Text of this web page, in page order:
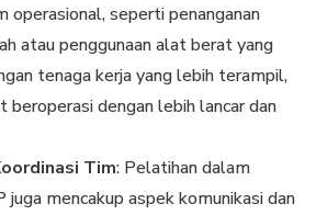
operasional, seperti penanganan
atau penggunaan alat berat yang
tenaga kerja yang lebih terampil,
beroperasi dengan lebih lancar dan
Tim: Pelatihan dalam
mencakup aspek komunikasi dan